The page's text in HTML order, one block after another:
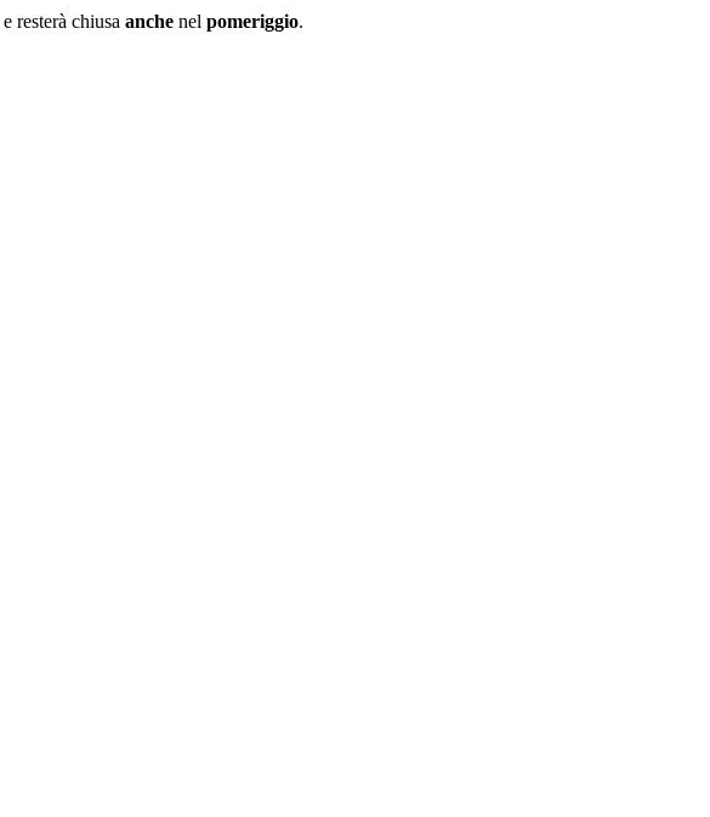
e resterà chiusa anche nel pomeriggio.